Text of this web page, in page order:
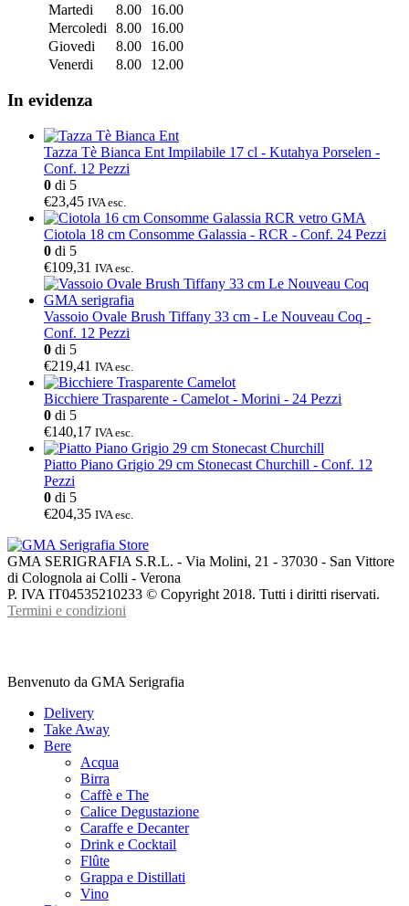
Martedi
8.00
16.00
Mercoledi
8.00
16.00
Giovedi
8.00
16.00
Venerdi
8.00 12.00
In evidenza
Tazza Tè Bianca Ent Impilabile 17 cl - Kutahya Porselen -
Conf. 12 Pezzi
0 di 5
€23,45 IVA esc.
Ciotola 18 cm Consomme Galassia - RCR - Conf. 24 Pezzi
0 di 5
€109,31 IVA esc.
Vassoio Ovale Brush Tiffany 33 cm - Le Nouveau Coq -
Conf. 12 Pezzi
0 di 5
€219,41 IVA esc.
Bicchiere Trasparente - Camelot - Morini - 24 Pezzi
0 di 5
€140,17 IVA esc.
Piatto Piano Grigio 29 cm Stonecast Churchill - Conf. 12
Pezzi
0 di 5
€204,35 IVA esc.
GMA SERIGRAFIA S.R.L. - Via Molini, 21 - 37030 - San Vittore
di Colognola ai Colli - Verona
P. IVA IT04535210233 © Copyright 2018. Tutti i diritti riservati.
Termini e condizioni
Benvenuto da GMA Serigrafia
Delivery
Take Away
Bere
Acqua
Birra
Caffè e The
Calice Degustazione
Caraffe e Decanter
Drink e Cocktail
Flûte
Grappa e Distillati
Vino